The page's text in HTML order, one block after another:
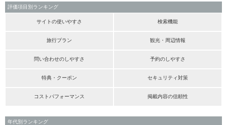
評価項目別ランキング
サイトの使いやすさ 検索機能
旅行プラン 観光・周辺情報
問い合わせのしやすさ 予約のしやすさ
特典・クーポン セキュリティ対策
コストパフォーマンス 掲載内容の信頼性
年代別ランキング